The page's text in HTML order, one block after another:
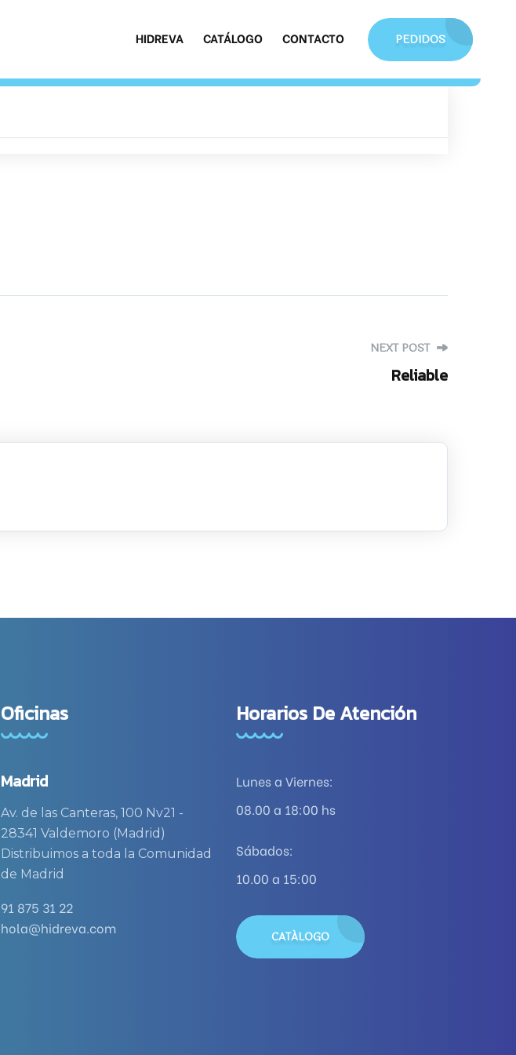
HIDREVA CATÁLOGO CONTACTO PEDIDOS
NEXT POST
Reliable
Oficinas
Madrid
Av. de las Canteras, 100 Nv21 -
28341 Valdemoro (Madrid)
Distribuimos a toda la Comunidad
de Madrid
91 875 31 22
hola@hidreva.com
Horarios De Atención
Lunes a Viernes:
08.00 a 18:00 hs
Sábados:
10.00 a 15:00
CATÁLOGO